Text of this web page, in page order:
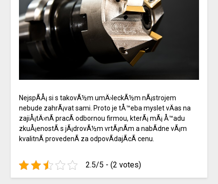
NejspÃ­Å¡ si s takovÃ½m umÄ›leckÃ½m nÃ¡strojem
nebude zahrÃ¡vat sami. Proto je tÅ™eba myslet vÄas na
zajiÅ¡tÄ›nÃ­ pracÃ­ odbornou firmou, kterÃ¡ mÃ¡ Å™adu
zkuÅ¡enostÃ­ s jÃ¡drovÃ½m vrtÃ¡nÃ­m a nabÃ­dne vÃ¡m
kvalitnÃ­ provedenÃ­ za odpovÃ­dajÃ­cÃ­ cenu.
2.5/5 - (2 votes)